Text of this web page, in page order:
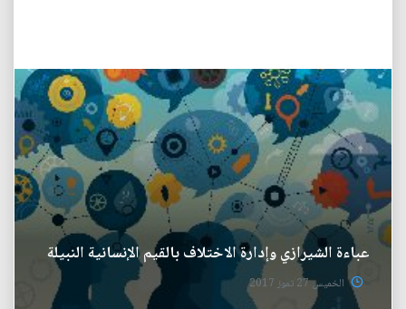
عباءة الشيرازي وإدارة الاختلاف بالقيم الإنسانية النبيلة
الخميس 27 تموز 2017